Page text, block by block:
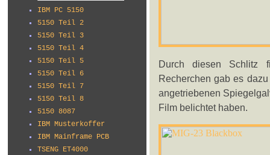
IBM PC 5150
5150 Teil 2
5150 Teil 3
5150 Teil 4
5150 Teil 5
5150 Teil 6
5150 Teil 7
5150 Teil 8
5150 8087
IBM Musterkoffer
IBM Mainframe PCB
TSENG ET4000
Durch diesen Schlitz
Recherchen gab es
angetriebenen
Film belichtet haben.